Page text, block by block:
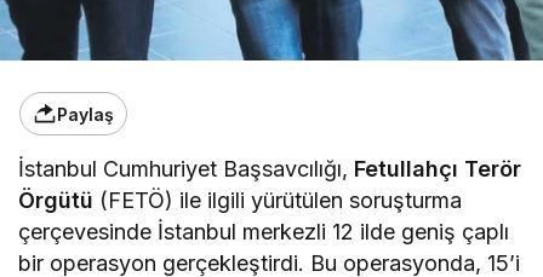
Paylaş
İstanbul Cumhuriyet Başsavcılığı, Fetullahçı Terör
Örgütü (FETÖ) ile ilgili yürütülen soruşturma
çerçevesinde İstanbul merkezli 12 ilde geniş çaplı
bir operasyon gerçekleştirdi. Bu operasyonda, 15’i